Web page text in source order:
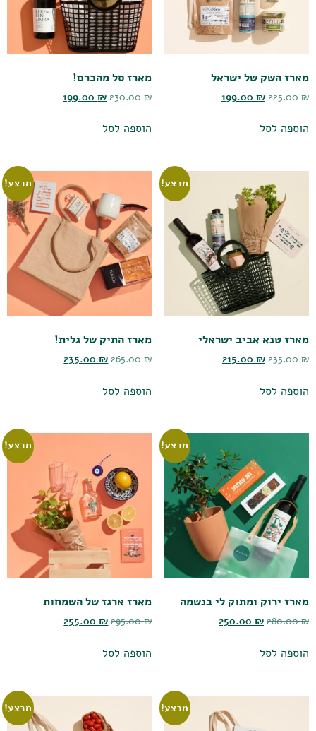
מארז השק של ישראל
225.00₪
199.00 ₪
הוספה לסל
מארז סל מהכרם!
230.00₪
199.00₪
הוספה לסל
מבצע!
מארז טנא אביב ישראלי
235.00₪
215.00 ₪
הוספה לסל
מבצע!
מארז התיק של גלית!
265.00₪
235.00₪
הוספה לסל
מבצע!
מארז ירוק ומתוק לי בנשמה
280.00₪
250.00 ₪
הוספה לסל
מבצע!
מארז ארגז של השמחות
295.00₪
255.00₪
הוספה לסל
מבצע! מבצע!